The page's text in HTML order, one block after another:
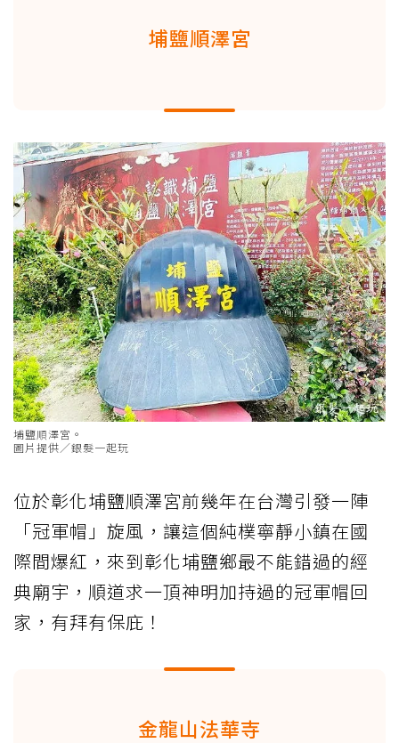
埔鹽順澤宮
埔鹽順澤宮。
圖片提供／銀髮一起玩
位於彰化埔鹽順澤宮前幾年在台灣引發一陣
「冠軍帽」旋風，讓這個純樸寧靜小鎮在國
際間爆紅，來到彰化埔鹽鄉最不能錯過的經
典廟宇，順道求一頂神明加持過的冠軍帽回
家，有拜有保庇！
金龍山法華寺